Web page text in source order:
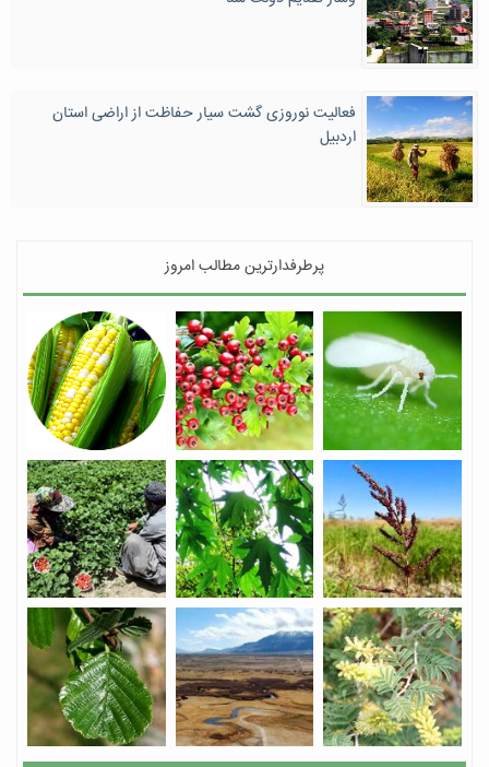
فعالیت نوروزی گشت‌ سیار حفاظت از اراضی استان
اردبیل
پرطرفدارترین مطالب امروز